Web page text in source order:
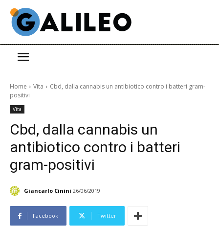
Home Vita
Cbd, dalla cannabis un antibiotico contro i batteri gram-
positivi
Vita
Cbd, dalla cannabis un
antibiotico contro i batteri
gram-positivi
Giancarlo Cinini 26/06/2019
Facebook Twitter